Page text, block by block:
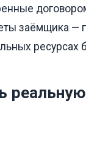
заёмщика —
ресурсах